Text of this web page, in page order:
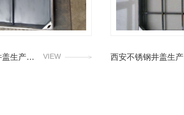
西安不锈钢井盖生产厂家 VIEW 西安不锈钢井盖生产